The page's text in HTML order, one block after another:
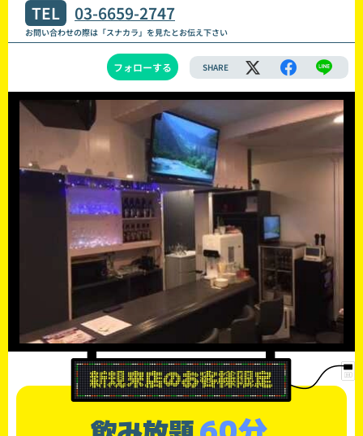
TEL 03-6659-2747
お問い合わせの際は「スナカラ」を見たとお伝え下さい
フォローする SHARE